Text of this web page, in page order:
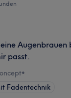
Augenbrauen
passt.
•
Fadentechnik